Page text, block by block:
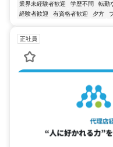
業界未経験者歓迎 学歴不問 転勤
経験者歓迎
有資格者歓迎 夕方
正社員